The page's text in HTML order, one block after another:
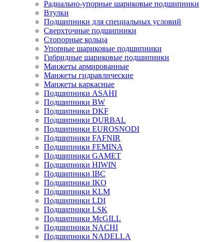
Радиально-упорные шариковые подшипники
Втулки
Подшипники для специальных условий
Сверхточные подшипники
Стопорные кольца
Упорные шариковые подшипники
Гибридные шариковые подшипники
Манжеты армированные
Манжеты гидравлические
Манжеты каркасные
Подшипники ASAHI
Подшипники BW
Подшипники DKF
Подшипники DURBAL
Подшипники EUROSNODI
Подшипники FAFNIR
Подшипники FEMINA
Подшипники GAMET
Подшипники HIWIN
Подшипники IBC
Подшипники IKO
Подшипники KLM
Подшипники LDI
Подшипники LSK
Подшипники McGILL
Подшипники NACHI
Подшипники NADELLA